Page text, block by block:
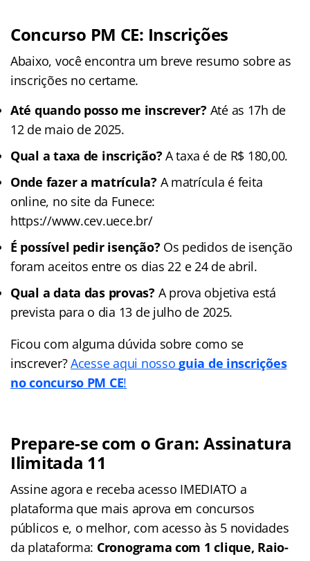
Concurso PM CE: Inscrições
Abaixo, você encontra um breve resumo sobre as
inscrições no certame.
Até quando posso me inscrever?Até as 17h de
12 de maio de 2025.
Qual a taxa de inscrição?A taxa é de R$ 180,00.
Onde fazer a matrícula?A matrícula é feita
online, no site da Funece:
https://www.cev.uece.br/
É possível pedir isenção?Os pedidos de isenção
foram aceitos entre os dias 22 e 24 de abril.
Qual a data das provas?A prova objetiva está
prevista para o dia 13 de julho de 2025.
Ficou com alguma dúvida sobre como se
inscrever?Acesse aqui nossoguia de inscrições
no concurso PM CE!
Prepare-se com o Gran: Assinatura
Ilimitada 11
Assine agora e receba acesso IMEDIATO a
plataforma que mais aprova em concursos
públicos e, o melhor, com acesso às 5 novidades
da plataforma: Cronograma com 1 clique, Raio-